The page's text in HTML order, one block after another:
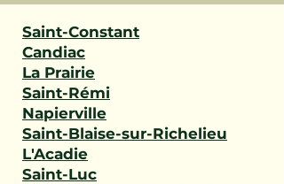
Saint-Constant
Candiac
La Prairie
Saint-Rémi
Napierville
Saint-Blaise-sur-Richelieu
L'Acadie
Saint-Luc